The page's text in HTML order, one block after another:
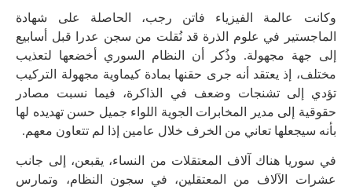
وكانت عالمة الفيزياء فاتن رجب، الحاصلة على شهادة
الماجستير في علوم الذرة قد نُقلت من سجن عدرا قبل أسابيع
إلى جهة مجهولة. وذُكر أن النظام السوري أخضعها لتعذيب
مختلف، إذ يعتقد أنه جرى حقنها بمادة كيماوية مجهولة التركيب
تؤدي إلى تشنجات وضعف في الذاكرة، فيما نسبت مصادر
حقوقية إلى مدير المخابرات الجوية اللواء جميل حسن تهديده لها
بأنه سيجعلها تعاني من الخرف خلال عامين إذا لم تتعاون معهم.
في سوريا هناك آلاف المعتقلات من النساء، يقبعن، إلى جانب
عشرات الآلاف من المعتقلين، في سجون النظام، وتمارس